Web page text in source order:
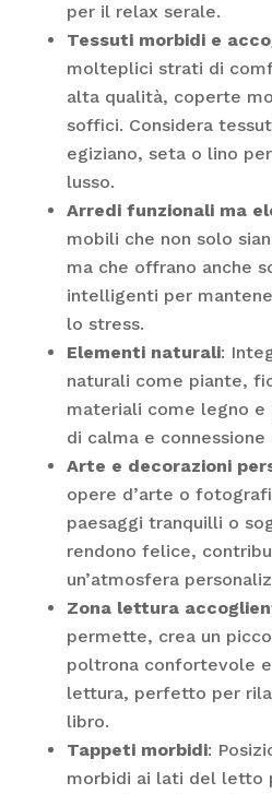
per il relax serale.
Tessuti morbidi e
molteplici strati di
alta qualità, coperte
soffici. Considera
egiziano, seta o lino
lusso.
Arredi funzionali ma
mobili che non solo
ma che offrano anche
intelligenti per
lo stress.
Elementi naturali:
naturali come piante,
materiali come legno e
di calma e connessione
Arte e decorazioni
opere d’arte o
paesaggi tranquilli o
rendono felice,
un’atmosfera
Zona lettura
permette, crea un
poltrona confortevole
lettura, perfetto per
libro.
Tappeti morbidi:
morbidi ai lati del letto